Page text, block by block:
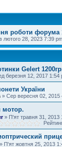
роботи форума
лютого 28, 2023 7:39
Gelert
березня 12, 2017 1:54
України
» Сер вересня 02, 2015
» П'ят травня 31, 2013
» П'ят жовтня 25, 2013